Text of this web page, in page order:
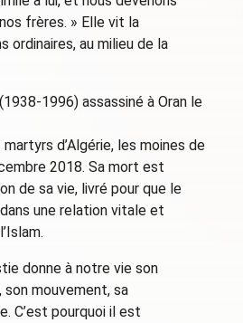
frères. » Elle vit la
ordinaires, au milieu de la
(1938-1996) assassiné à Oran le
d’Algérie, les moines de
2018. Sa mort est
de sa vie, livré pour que le
une relation vitale et
donne à notre vie son
son mouvement, sa
C’est pourquoi il est